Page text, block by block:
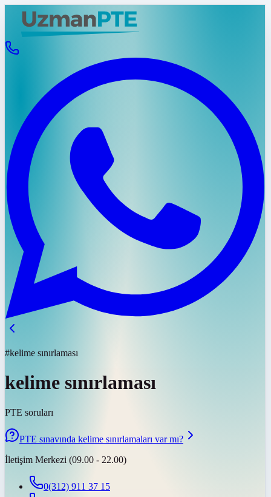
#kelime sınırlaması
kelime sınırlaması
PTE soruları
PTE sınavında kelime sınırlamaları var mı?
İletişim Merkezi (09.00 - 22.00)
0(312) 911 37 15